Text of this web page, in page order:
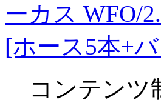
ーカス WFO/
[ホース5本+
コンテンツ